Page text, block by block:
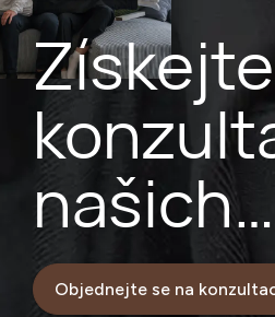
našich
Objednejte se na